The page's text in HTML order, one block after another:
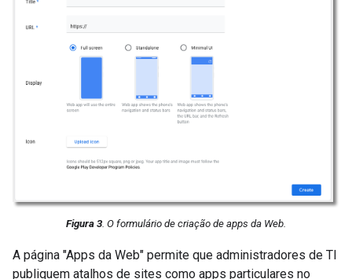
Figura 3. O formulário de criação de apps da Web.
A página "Apps da Web" permite que administradores de TI
publiquem atalhos de sites como apps particulares no